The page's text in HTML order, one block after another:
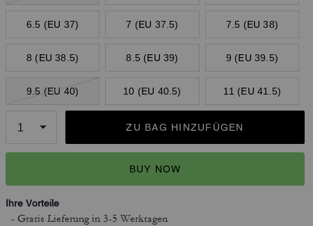
6.5 (EU 37) 7 (EU 37.5) 7.5 (EU 38)
8 (EU 38.5) 8.5 (EU 39) 9 (EU 39.5)
9.5 (EU 40) 10 (EU 40.5) 11 (EU 41.5)
ZU BAG HINZUFÜGEN
BUY NOW
Ihre Vorteile
- Gratis Lieferungin 3-5 Werktagen